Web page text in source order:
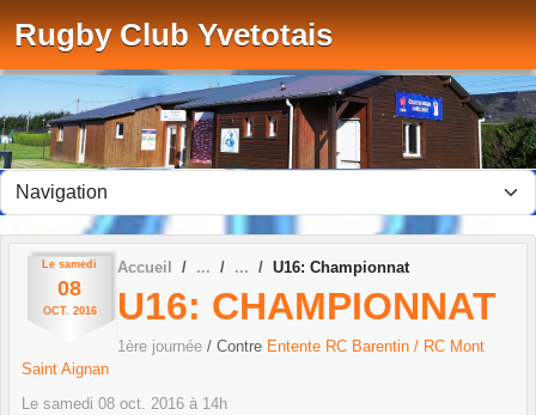
Rugby Club Yvetotais
Le samedi
08
OCT. 2016
Accueil U16: Championnat
U16: CHAMPIONNAT
1ère journée / Contre Entente RC Barentin / RC Mont
Saint Aignan
Le samedi 08 oct. 2016 à 14h